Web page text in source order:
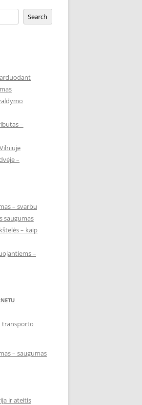
Search
–
–
– svarbu
saugumas
– kaip
–
transporto
– saugumas
ir ateitis